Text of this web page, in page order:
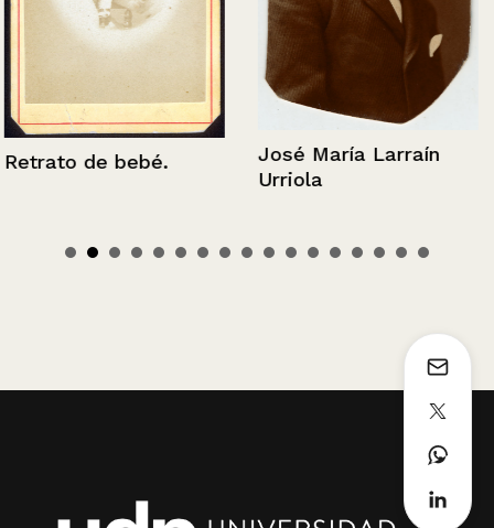
Retrato de bebé.
José María Larraín
Urriola